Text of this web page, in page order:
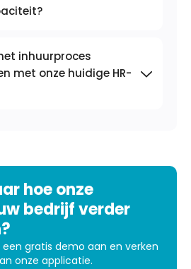
inhuurproces
met onze huidige HR-
hoe onze
bedrijf verder
gratis demo aan en verken
onze applicatie.